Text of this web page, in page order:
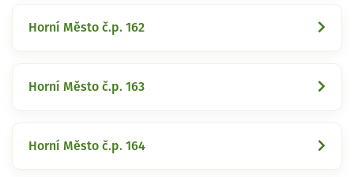
Horní Město č.p. 162
Horní Město č.p. 163
Horní Město č.p. 164